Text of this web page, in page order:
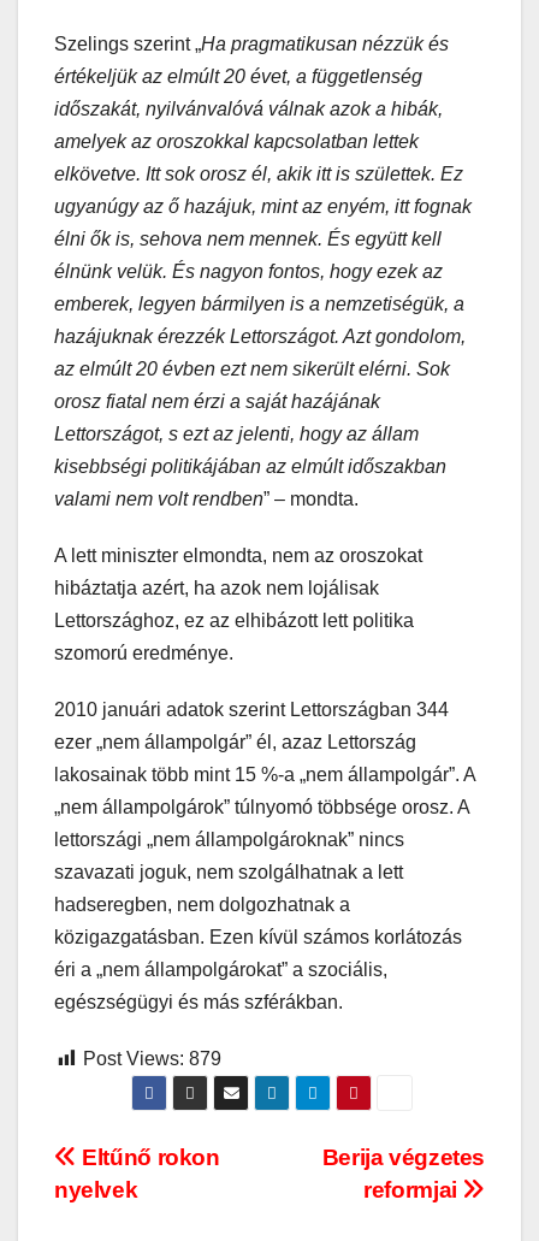
Szelings szerint „Ha pragmatikusan nézzük és
értékeljük az elmúlt 20 évet, a függetlenség
időszakát, nyilvánvalóvá válnak azok a hibák,
amelyek az oroszokkal kapcsolatban lettek
elkövetve. Itt sok orosz él, akik itt is születtek. Ez
ugyanúgy az ő hazájuk, mint az enyém, itt fognak
élni ők is, sehova nem mennek. És együtt kell
élnünk velük. És nagyon fontos, hogy ezek az
emberek, legyen bármilyen is a nemzetiségük, a
hazájuknak érezzék Lettországot. Azt gondolom,
az elmúlt 20 évben ezt nem sikerült elérni. Sok
orosz fiatal nem érzi a saját hazájának
Lettországot, s ezt az jelenti, hogy az állam
kisebbségi politikájában az elmúlt időszakban
valami nem volt rendben” – mondta.
A lett miniszter elmondta, nem az oroszokat
hibáztatja azért, ha azok nem lojálisak
Lettországhoz, ez az elhibázott lett politika
szomorú eredménye.
2010 januári adatok szerint Lettországban 344
ezer „nem állampolgár” él, azaz Lettország
lakosainak több mint 15 %-a „nem állampolgár”. A
„nem állampolgárok” túlnyomó többsége orosz. A
lettországi „nem állampolgároknak” nincs
szavazati joguk, nem szolgálhatnak a lett
hadseregben, nem dolgozhatnak a
közigazgatásban. Ezen kívül számos korlátozás
éri a „nem állampolgárokat” a szociális,
egészségügyi és más szférákban.
Post Views: 879
Bejegyzés
navigáció
Berija végzetes
reformjai
Eltűnő rokon
nyelvek